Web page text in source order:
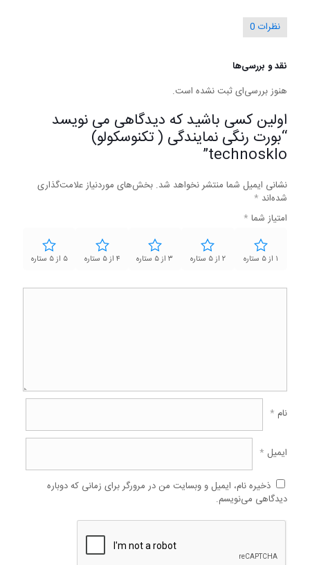
نظرات 0
نقد و بررسی‌ها
هنوز بررسی‌ای ثبت نشده است.
اولین کسی باشید که دیدگاهی می نویسد
“بورت رنگی نمایندگی ( تکنوسکولو)
technosklo”
نشانی ایمیل شما منتشر نخواهد شد. بخش‌های موردنیاز علامت‌گذاری
شده‌اند *
امتیاز شما *
۱ از ۵ ستاره ۲ از ۵ ستاره ۳ از ۵ ستاره ۴ از ۵ ستاره ۵ از ۵ ستاره
نام *
ایمیل *
ذخیره نام، ایمیل و وبسایت من در مرورگر برای زمانی که دوباره
دیدگاهی می‌نویسم.